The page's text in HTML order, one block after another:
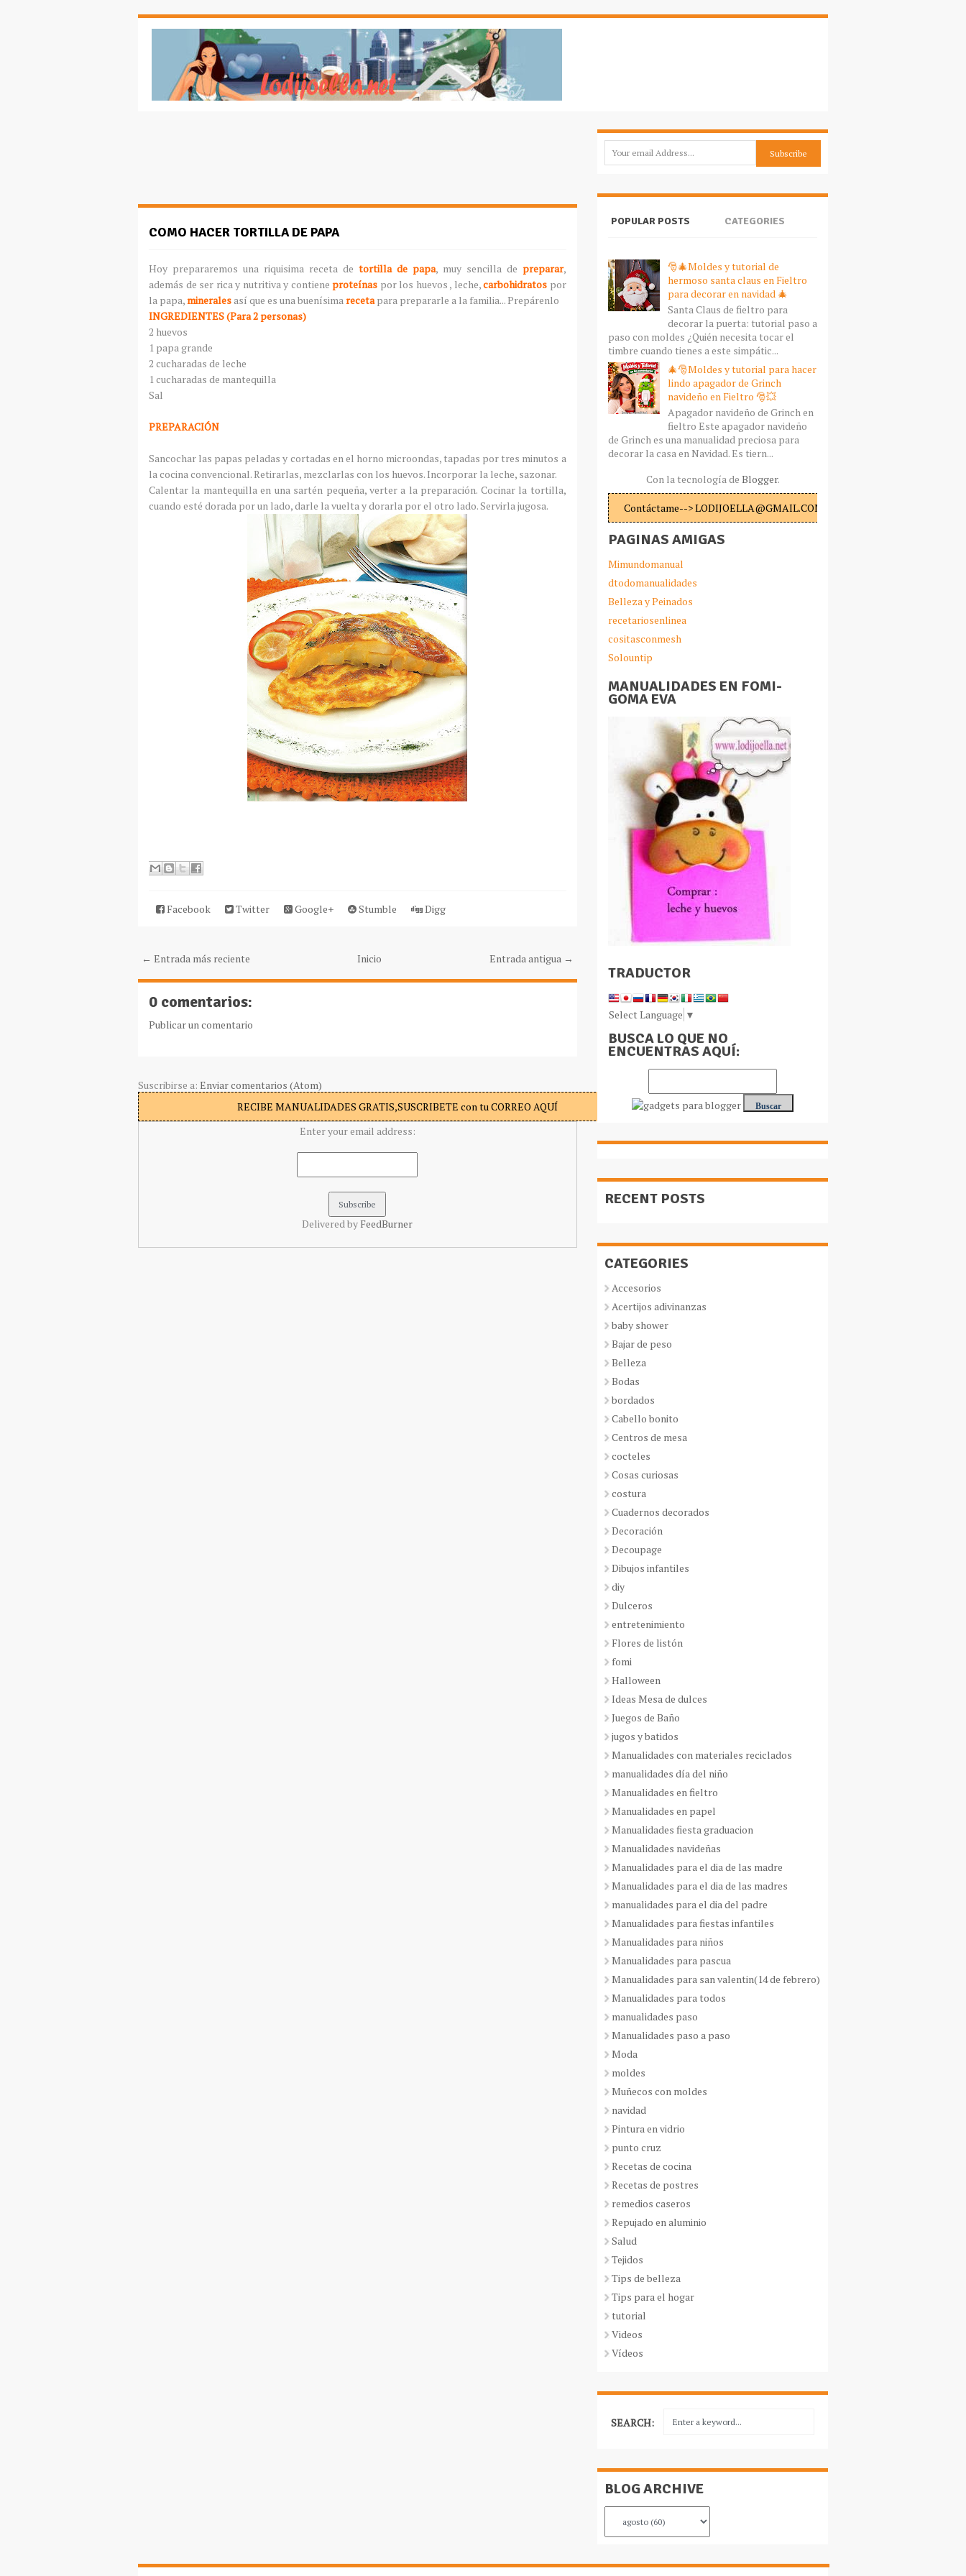
COMO HACER TORTILLA DE PAPA
Hoy prepararemos una riquisima receta de tortilla de papa, muy sencilla de preparar,
además de ser rica y nutritiva y contieneproteínas por los huevos , leche,carbohidratos por
la papa,mineralesasí que es una buenísimarecetapara prepararle a la familia... Prepárenlo
INGREDIENTES (Para 2 personas)
2 huevos
1 papa grande
2 cucharadas de leche
1 cucharadas de mantequilla
Sal
PREPARACIÓN
Sancochar las papas peladas y cortadas en el horno microondas, tapadas por tres minutos a
la cocina convencional. Retirarlas, mezclarlas con los huevos. Incorporar la leche, sazonar.
Calentar la mantequilla en una sartén pequeña, verter a la preparación. Cocinar la tortilla,
cuando esté dorada por un lado, darle la vuelta y dorarla por el otro lado. Servirla jugosa.
Facebook Twitter Google+ Stumble Digg
← Entrada más reciente Entrada antigua →
Inicio
0 comentarios:
Publicar un comentario
Suscribirse a: Enviar comentarios (Atom)
RECIBE MANUALIDADES GRATIS,SUSCRIBETE con tu CORREO AQUÍ
Enter your email address:
Delivered by FeedBurner
POPULAR POSTS CATEGORIES
🎅🎄Moldes y tutorial de
hermoso santa claus en Fieltro
para decorar en navidad 🎄
Santa Claus de fieltro para
decorar la puerta: tutorial paso a
paso con moldes ¿Quién necesita tocar el
timbre cuando tienes a este simpátic...
🎄🎅Moldes y tutorial para hacer
lindo apagador de Grinch
navideño en Fieltro 🎅💥
Apagador navideño de Grinch en
fieltro Este apagador navideño
de Grinch es una manualidad preciosa para
decorar la casa en Navidad. Es tiern...
Con la tecnología de Blogger.
Contáctame--> LODIJOELLA@GMAIL.COM
PAGINAS AMIGAS
Mimundomanual
dtodomanualidades
Belleza y Peinados
recetariosenlinea
cositasconmesh
Solountip
MANUALIDADES EN FOMI-
GOMA EVA
TRADUCTOR
Select Language ▼
BUSCA LO QUE NO
ENCUENTRAS AQUÍ:
RECENT POSTS
CATEGORIES
Accesorios
Acertijos adivinanzas
baby shower
Bajar de peso
Belleza
Bodas
bordados
Cabello bonito
Centros de mesa
cocteles
Cosas curiosas
costura
Cuadernos decorados
Decoración
Decoupage
Dibujos infantiles
diy
Dulceros
entretenimiento
Flores de listón
fomi
Halloween
Ideas Mesa de dulces
Juegos de Baño
jugos y batidos
Manualidades con materiales reciclados
manualidades día del niño
Manualidades en fieltro
Manualidades en papel
Manualidades fiesta graduacion
Manualidades navideñas
Manualidades para el dia de las madre
Manualidades para el dia de las madres
manualidades para el dia del padre
Manualidades para fiestas infantiles
Manualidades para niños
Manualidades para pascua
Manualidades para san valentin(14 de febrero)
Manualidades para todos
manualidades paso
Manualidades paso a paso
Moda
moldes
Muñecos con moldes
navidad
Pintura en vidrio
punto cruz
Recetas de cocina
Recetas de postres
remedios caseros
Repujado en aluminio
Salud
Tejidos
Tips de belleza
Tips para el hogar
tutorial
Videos
Vídeos
SEARCH:
BLOG ARCHIVE